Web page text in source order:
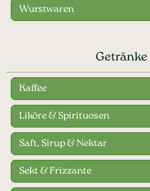
Wurstwaren
Getränke
Kaffee
Liköre & Spirituosen
Saft, Sirup & Nektar
Sekt & Frizzante